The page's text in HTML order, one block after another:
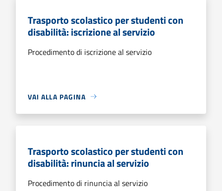
Trasporto scolastico per studenti con
disabilità: iscrizione al servizio
Procedimento di iscrizione al servizio
VAI ALLA PAGINA
Trasporto scolastico per studenti con
disabilità: rinuncia al servizio
Procedimento di rinuncia al servizio